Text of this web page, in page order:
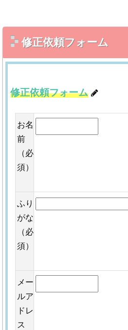
修正依頼フォーム
修正依頼フォーム
お名
前
（必
須）
ふり
がな
（必
須）
メー
ルア
ドレ
ス